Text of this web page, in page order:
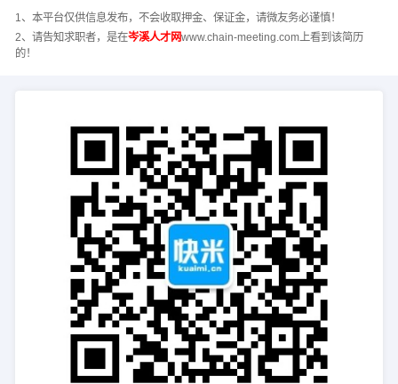
1、本平台仅供信息发布，不会收取押金、保证金，请微友务必谨慎！
2、请告知求职者，是在岑溪人才网www.chain-meeting.com上看到该简历
的！